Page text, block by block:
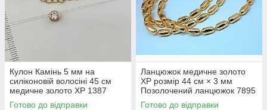
Кулон Камінь 5 мм на
силіконовій волосіні 45 см
медичне золото ХР 1387
Готово до відправки
Ланцюжок медичне золото
ХР розмір 44 см × 3 мм
Позолочений ланцюжок 7895
Готово до відправки